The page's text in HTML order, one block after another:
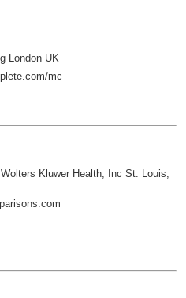
London UK
mc
Kluwer Health, Inc St. Louis,